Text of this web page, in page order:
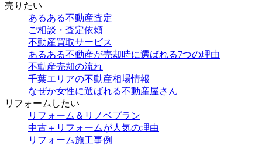
売りたい
あるある不動産査定
ご相談・査定依頼
不動産買取サービス
あるある不動産が売却時に選ばれる7つの理由
不動産売却の流れ
千葉エリアの不動産相場情報
なぜか女性に選ばれる不動産屋さん
リフォームしたい
リフォーム＆リノベプラン
中古＋リフォームが人気の理由
リフォーム施工事例